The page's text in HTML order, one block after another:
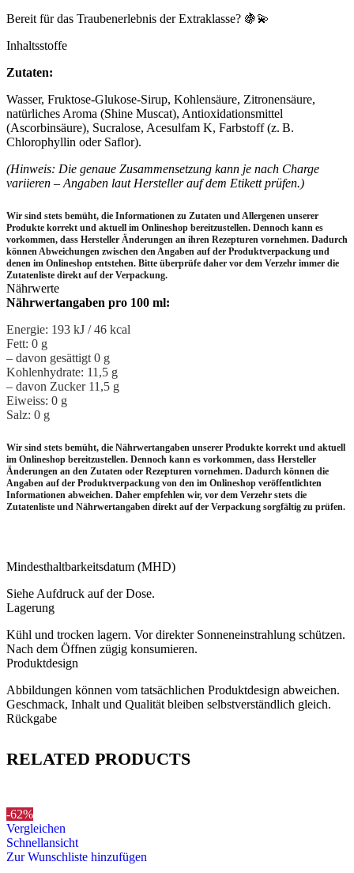
Bereit für das Traubenerlebnis der Extraklasse? 🍇💫
Inhaltsstoffe
Zutaten:
Wasser, Fruktose-Glukose-Sirup, Kohlensäure, Zitronensäure,
natürliches Aroma (Shine Muscat), Antioxidationsmittel
(Ascorbinsäure), Sucralose, Acesulfam K, Farbstoff (z. B.
Chlorophyllin oder Saflor).
(Hinweis: Die genaue Zusammensetzung kann je nach Charge
variieren – Angaben laut Hersteller auf dem Etikett prüfen.)
Wir sind stets bemüht, die Informationen zu Zutaten und Allergenen unserer
Produkte korrekt und aktuell im Onlineshop bereitzustellen. Dennoch kann es
vorkommen, dass Hersteller Änderungen an ihren Rezepturen vornehmen. Dadurch
können Abweichungen zwischen den Angaben auf der Produktverpackung und
denen im Onlineshop entstehen. Bitte überprüfe daher vor dem Verzehr immer die
Zutatenliste direkt auf der Verpackung.
Nährwerte
Nährwertangaben pro 100 ml:
Energie: 193 kJ / 46 kcal
Fett: 0 g
– davon gesättigt 0 g
Kohlenhydrate: 11,5 g
– davon Zucker 11,5 g
Eiweiss: 0 g
Salz: 0 g
Wir sind stets bemüht, die Nährwertangaben unserer Produkte korrekt und aktuell
im Onlineshop bereitzustellen. Dennoch kann es vorkommen, dass Hersteller
Änderungen an den Zutaten oder Rezepturen vornehmen. Dadurch können die
Angaben auf der Produktverpackung von den im Onlineshop veröffentlichten
Informationen abweichen. Daher empfehlen wir, vor dem Verzehr stets die
Zutatenliste und Nährwertangaben direkt auf der Verpackung sorgfältig zu prüfen.
Mindesthaltbarkeitsdatum (MHD)
Siehe Aufdruck auf der Dose.
Lagerung
Kühl und trocken lagern. Vor direkter Sonneneinstrahlung schützen.
Nach dem Öffnen zügig konsumieren.
Produktdesign
Abbildungen können vom tatsächlichen Produktdesign abweichen.
Geschmack, Inhalt und Qualität bleiben selbstverständlich gleich.
Rückgabe
RELATED PRODUCTS
-62%
Vergleichen
Schnellansicht
Zur Wunschliste hinzufügen